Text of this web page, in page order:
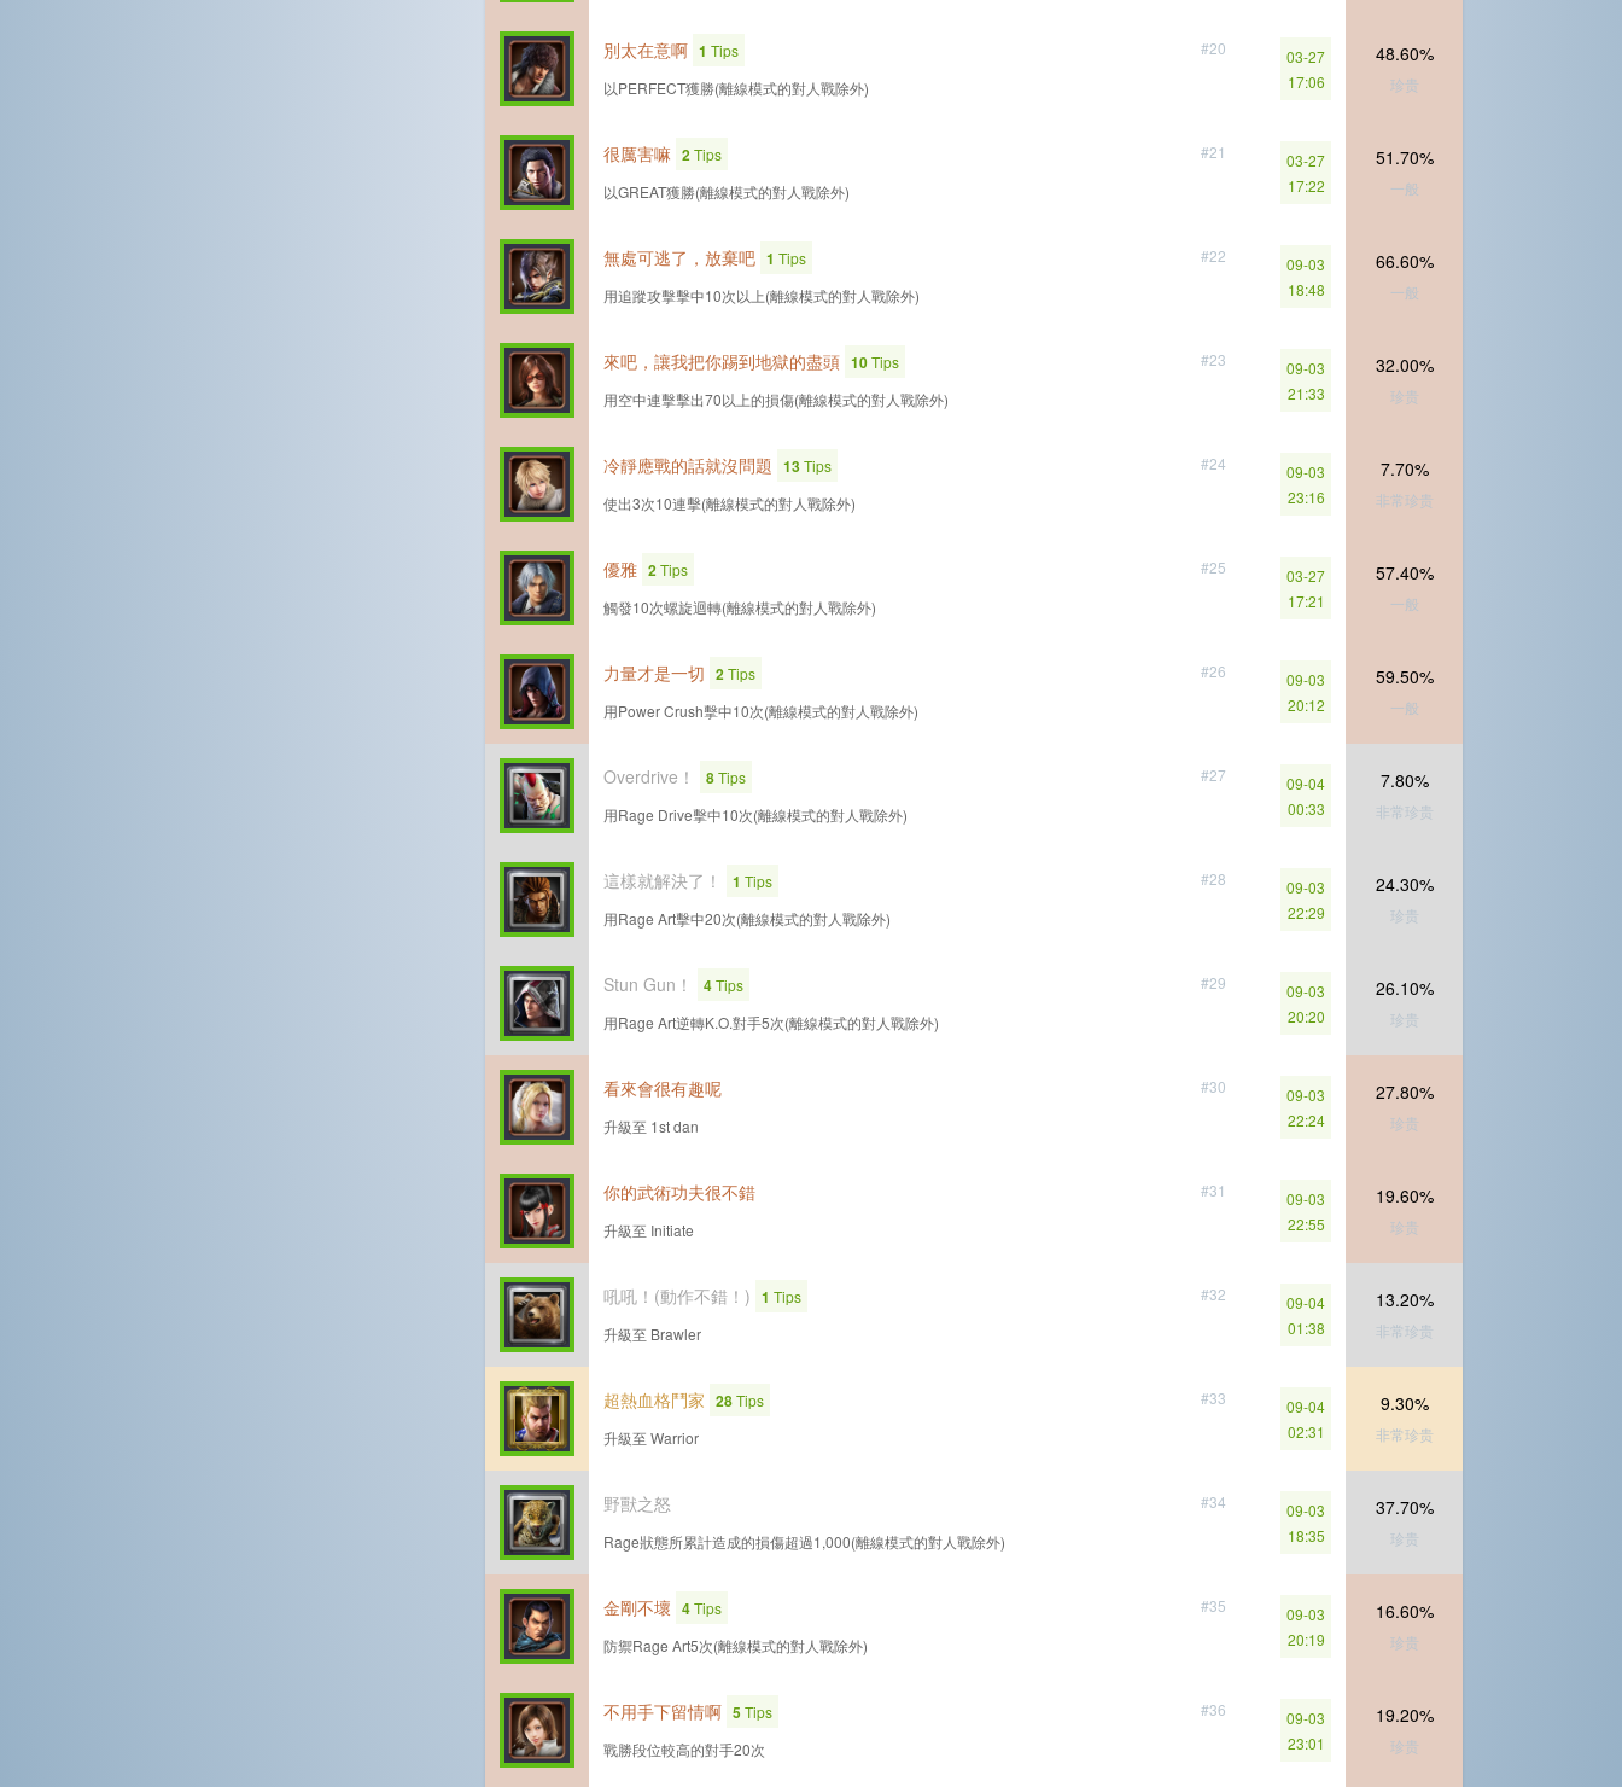
#20
別太在意啊 1 Tips
以PERFECT獲勝(離線模式的對人戰除外)
03-27
17:06
48.60%
珍贵
#21
很厲害嘛 2Tips
以GREAT獲勝(離線模式的對人戰除外)
03-27
17:22
51.70%
一般
#22
無處可逃了，放棄吧 1 Tips
用追蹤攻擊擊中10次以上(離線模式的對人戰除外)
09-03
18:48
66.60%
一般
#23
來吧，讓我把你踢到地獄的盡頭 10Tips
用空中連擊擊出70以上的損傷(離線模式的對人戰除外)
09-03
21:33
32.00%
珍贵
#24
冷靜應戰的話就沒問題 13Tips
使出3次10連擊(離線模式的對人戰除外)
09-03
23:16
7.70%
非常珍贵
#25
優雅 2Tips
觸發10次螺旋迴轉(離線模式的對人戰除外)
03-27
17:21
57.40%
一般
#26
力量才是一切 2Tips
用Power Crush擊中10次(離線模式的對人戰除外)
09-03
20:12
59.50%
一般
#27
Overdrive！ 8Tips
用Rage Drive擊中10次(離線模式的對人戰除外)
09-04
00:33
7.80%
非常珍贵
#28
這樣就解決了！ 1 Tips
用Rage Art擊中20次(離線模式的對人戰除外)
09-03
22:29
24.30%
珍贵
#29
Stun Gun！ 4Tips
用Rage Art逆轉K.O.對手5次(離線模式的對人戰除外)
09-03
20:20
26.10%
珍贵
#30
看來會很有趣呢
升級至 1st dan
09-03
22:24
27.80%
珍贵
#31
你的武術功夫很不錯
升級至 Initiate
09-03
22:55
19.60%
珍贵
#32
吼吼！(動作不錯！) 1 Tips
升級至 Brawler
09-04
01:38
13.20%
非常珍贵
#33
超熱血格鬥家 28Tips
升級至 Warrior
09-04
02:31
9.30%
非常珍贵
#34
野獸之怒
Rage狀態所累計造成的損傷超過1,000(離線模式的對人戰除外)
09-03
18:35
37.70%
珍贵
#35
金剛不壞 4Tips
防禦Rage Art5次(離線模式的對人戰除外)
09-03
20:19
16.60%
珍贵
#36
不用手下留情啊 5Tips
戰勝段位較高的對手20次
09-03
23:01
19.20%
珍贵